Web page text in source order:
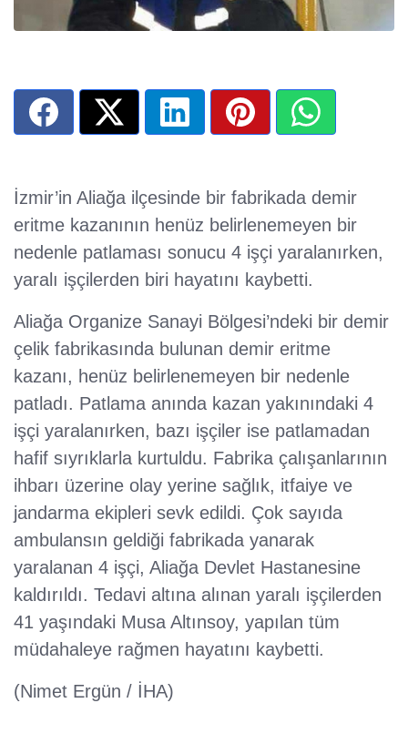
İzmir’in Aliağa ilçesinde bir fabrikada demir
eritme kazanının henüz belirlenemeyen bir
nedenle patlaması sonucu 4 işçi yaralanırken,
yaralı işçilerden biri hayatını kaybetti.
Aliağa Organize Sanayi Bölgesi’ndeki bir demir
çelik fabrikasında bulunan demir eritme
kazanı, henüz belirlenemeyen bir nedenle
patladı. Patlama anında kazan yakınındaki 4
işçi yaralanırken, bazı işçiler ise patlamadan
hafif sıyrıklarla kurtuldu. Fabrika çalışanlarının
ihbarı üzerine olay yerine sağlık, itfaiye ve
jandarma ekipleri sevk edildi. Çok sayıda
ambulansın geldiği fabrikada yanarak
yaralanan 4 işçi, Aliağa Devlet Hastanesine
kaldırıldı. Tedavi altına alınan yaralı işçilerden
41 yaşındaki Musa Altınsoy, yapılan tüm
müdahaleye rağmen hayatını kaybetti.
(Nimet Ergün / İHA)